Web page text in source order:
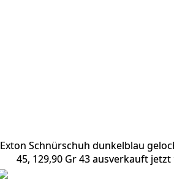
Exton Schnürschuh dunkelblau
45, 129,90 Gr 43 ausverkauft jetzt